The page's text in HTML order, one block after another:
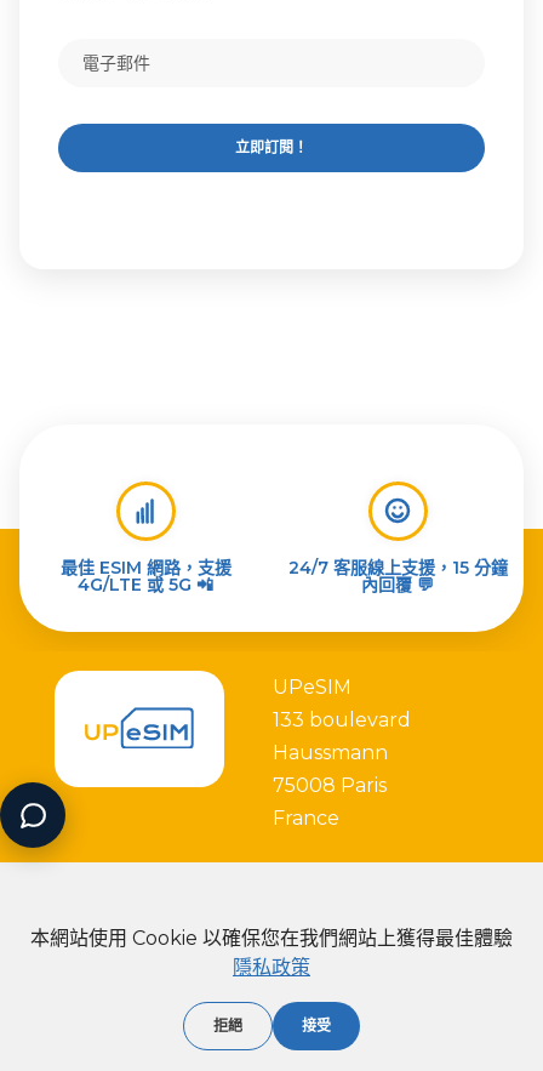
立即訂閱！
本網站使用 Cookie 以確保您在我們網站上獲得最佳體驗
隱私政策
拒絕 接受
最佳 ESIM 網路，支援
4G/LTE 或 5G 📲
24/7 客服線上支援，15 分鐘
內回覆 💬
UPeSIM
133 boulevard
Haussmann
75008 Paris
France
Partner with